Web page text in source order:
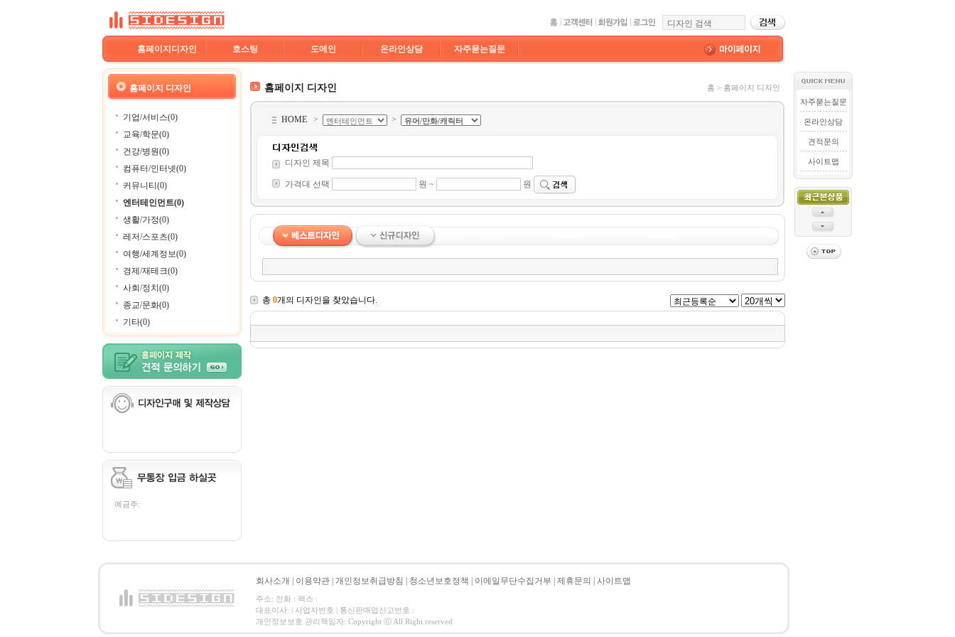
홈페이지디자인 호스팅 도메인 온라인상담 자주묻는질문
홈페이지 디자인
기업/서비스(0)
교육/학문(0)
건강/병원(0)
컴퓨터/인터넷(0)
커뮤니티(0)
엔터테인먼트(0)
생활/가정(0)
레저/스포츠(0)
여행/세계정보(0)
경제/재테크(0)
사회/정치(0)
종교/문화(0)
기타(0)
예금주:
홈페이지 디자인 홈 > 홈페이지 디자인
HOME > >
디자인 제목
가격대 선택 원 ~ 원
총 0개의 디자인을 찾았습니다.
자주묻는질문
온라인상담
견적문의
사이트맵
회사소개 이용약관 개인정보취급방침 청소년보호정책 이메일무단수집거부 제휴문의 사이트맵
주소: 전화 : 팩스 :
대표이사: | 사업자번호 | 통신판매업신고번호 :
개인정보보호 관리책임자: Copyright ⓒ All Right reserved